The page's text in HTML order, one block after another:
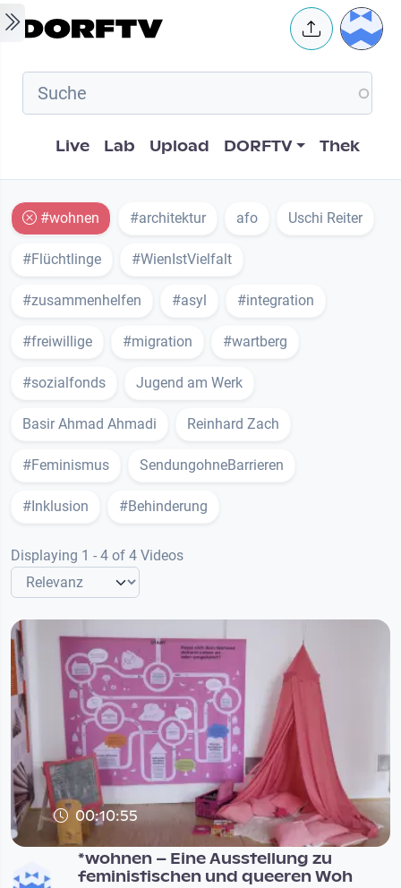
Skip to main content User
Hauptnavigation
Live Lab Upload DORFTV Thek
#wohnen #architektur afo Uschi Reiter
#Flüchtlinge #WienIstVielfalt
#zusammenhelfen #asyl #integration
#freiwillige #migration #wartberg
#sozialfonds Jugend am Werk
Basir Ahmad Ahmadi Reinhard Zach
#Feminismus SendungohneBarrieren
#Inklusion #Behinderung
Displaying 1 - 4 of 4 Videos
00:10:55
*wohnen – Eine Ausstellung zu
feministischen und queeren Woh